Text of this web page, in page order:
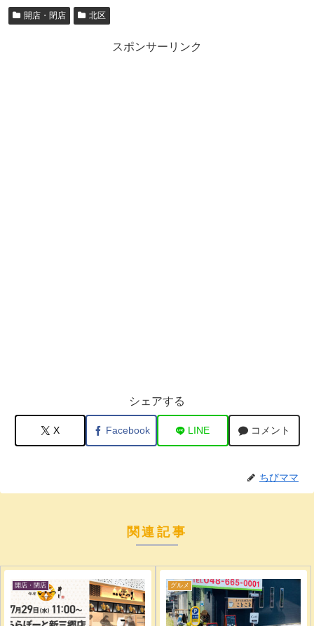
開店・閉店 北区
スポンサーリンク
シェアする
X Facebook LINE コメント
ちびママ
関連記事
開店・閉店 グルメ